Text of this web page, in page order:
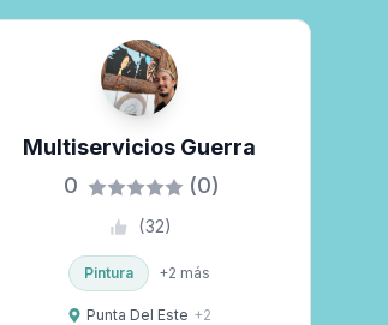
Multiservicios Guerra
0
(0)
(32)
Pintura +2 más
Punta Del Este +2